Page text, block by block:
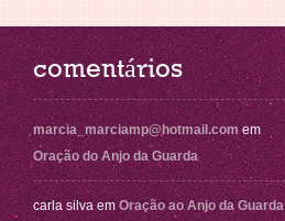
comentários
marcia_marciamp@hotmail.com em
Oração do Anjo da Guarda
carla silva em Oração ao Anjo da Guarda